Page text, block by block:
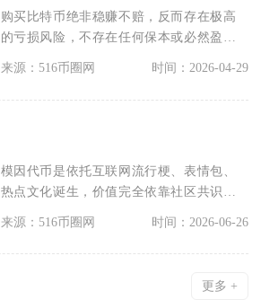
购买比特币绝非稳赚不赔，反而存在极高
的亏损风险，不存在任何保本或必然盈利
的投资逻辑，任何宣
来源：516币圈网 时间：2026-04-29
模因代币是依托互联网流行梗、表情包、
热点文化诞生，价值完全依靠社区共识与
来源：516币圈网 时间：2026-06-26
更多 +